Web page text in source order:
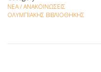
ΝΈΑ / ΑΝΑΚΟΙΝΏΣΕΙΣ
ΟΛΥΜΠΙΑΚΉΣ ΒΙΒΛΙΟΘΉΚΗΣ